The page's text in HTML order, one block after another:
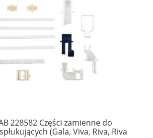
228582 Części zamienne do
(Gala, Viva, Riva, Riva